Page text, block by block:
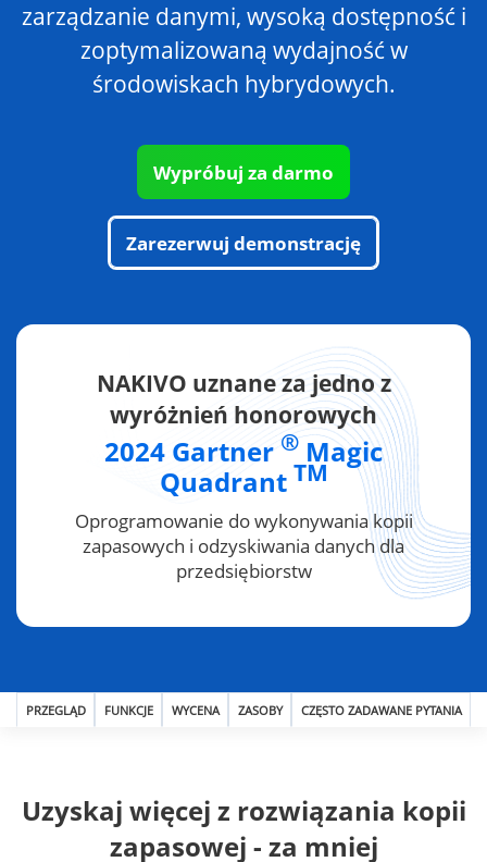
zarządzanie danymi, wysoką dostępność i
zoptymalizowaną wydajność w
środowiskach hybrydowych.
Wypróbuj za darmo
Zarezerwuj demonstrację
NAKIVO uznane za jedno z
wyróżnień honorowych
2024 Gartner ® Magic
Quadrant TM
Oprogramowanie do wykonywania kopii
zapasowych i odzyskiwania danych dla
przedsiębiorstw
PRZEGLĄD FUNKCJE WYCENA ZASOBY CZĘSTO ZADAWANE PYTANIA
Uzyskaj więcej z rozwiązania kopii
zapasowej - za mniej